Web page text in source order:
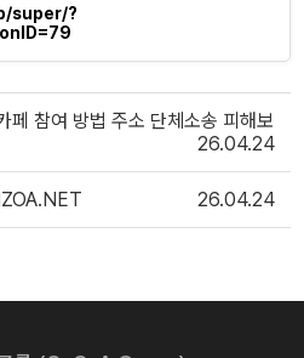
super/?
페 참여 방법 주소 단체소송 피해보
26.04.24
26.04.24